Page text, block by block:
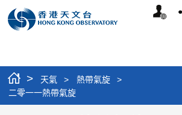
個
> 天氣 > 熱帶氣旋
>
二零一一熱帶氣旋